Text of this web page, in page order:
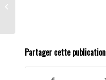
Partager cette publication